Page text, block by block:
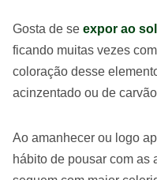
Gosta de se expor ao sol
ficando muitas vezes
coloração desse
acinzentado ou de
Ao amanhecer ou logo
hábito de pousar com as